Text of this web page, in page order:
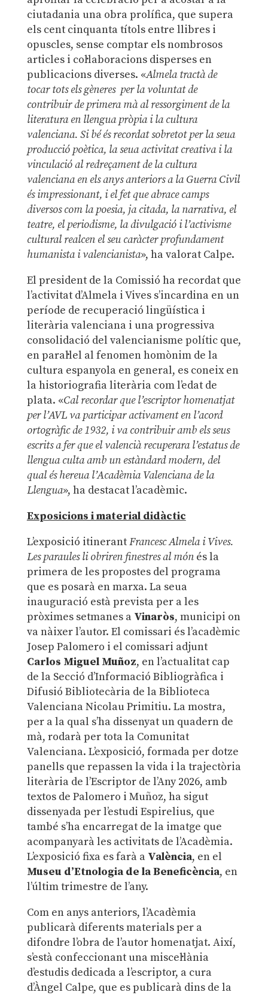
ciutadania una obra prolífica, que supera
els cent cinquanta títols entre llibres i
opuscles, sense comptar els nombrosos
articles i col·laboracions disperses en
publicacions diverses. «Almela tractà de
tocar tots els gèneres per la voluntat de
contribuir de primera mà al ressorgiment de la
literatura en llengua pròpia i la cultura
valenciana. Si bé és recordat sobretot per la seua
producció poètica, la seua activitat creativa i la
vinculació al redreçament de la cultura
valenciana en els anys anteriors a la Guerra Civil
és impressionant, i el fet que abrace camps
diversos com la poesia, ja citada, la narrativa, el
teatre, el periodisme, la divulgació i l’activisme
cultural realcen el seu caràcter profundament
humanista i valencianista», ha valorat Calpe.
El president de la Comissió ha recordat que
l’activitat d’Almela i Vives s’incardina en un
període de recuperació lingüística i
literària valenciana i una progressiva
consolidació del valencianisme polític que,
en paral·lel al fenomen homònim de la
cultura espanyola en general, es coneix en
la historiografia literària com l’edat de
plata. «Cal recordar que l’escriptor homenatjat
per l’AVL va participar activament en l’acord
ortogràfic de 1932, i va contribuir amb els seus
escrits a fer que el valencià recuperara l’estatus de
llengua culta amb un estàndard modern, del
qual és hereua l’Acadèmia Valenciana de la
Llengua», ha destacat l’acadèmic.
Exposicions i material didàctic
L’exposició itinerantFrancesc Almela i Vives.
Les paraules li obriren finestres al mónés la
primera de les propostes del programa
que es posarà en marxa. La seua
inauguració està prevista per a les
pròximes setmanes a Vinaròs, municipi on
va nàixer l’autor. El comissari és l’acadèmic
Josep Palomero i el comissari adjunt
Carlos Miguel Muñoz, en l’actualitat cap
de la Secció d’Informació Bibliogràfica i
Difusió Bibliotecària de la Biblioteca
Valenciana Nicolau Primitiu. La mostra,
per a la qual s’ha dissenyat un quadern de
mà, rodarà per tota la Comunitat
Valenciana. L’exposició, formada per dotze
panells que repassen la vida i la trajectòria
literària de l’Escriptor de l’Any 2026, amb
textos de Palomero i Muñoz, ha sigut
dissenyada per l’estudi Espirelius, que
també s’ha encarregat de la imatge que
acompanyarà les activitats de l’Acadèmia.
L’exposició fixa es farà a València, en el
Museu d’Etnologia de la Beneficència, en
l’últim trimestre de l’any.
Com en anys anteriors, l’Acadèmia
publicarà diferents materials per a
difondre l’obra de l’autor homenatjat. Així,
s’està confeccionant una miscel·lània
d’estudis dedicada a l’escriptor, a cura
d’Àngel Calpe, que es publicarà dins de la